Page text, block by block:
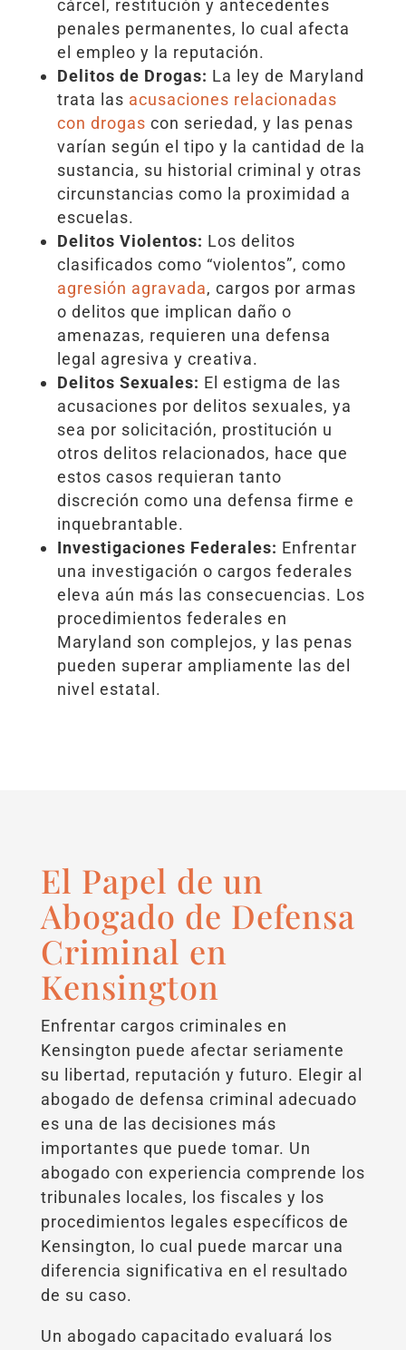
cárcel, restitución y antecedentes
penales permanentes, lo cual afecta
el empleo y la reputación.
Delitos de Drogas: La ley de Maryland
trata las acusaciones relacionadas
con drogas con seriedad, y las penas
varían según el tipo y la cantidad de la
sustancia, su historial criminal y otras
circunstancias como la proximidad a
escuelas.
Delitos Violentos: Los delitos
clasificados como “violentos”, como
agresión agravada, cargos por armas
o delitos que implican daño o
amenazas, requieren una defensa
legal agresiva y creativa.
Delitos Sexuales: El estigma de las
acusaciones por delitos sexuales, ya
sea por solicitación, prostitución u
otros delitos relacionados, hace que
estos casos requieran tanto
discreción como una defensa firme e
inquebrantable.
Investigaciones Federales: Enfrentar
una investigación o cargos federales
eleva aún más las consecuencias. Los
procedimientos federales en
Maryland son complejos, y las penas
pueden superar ampliamente las del
nivel estatal.
El Papel de un
Abogado de Defensa
Criminal en
Kensington
Enfrentar cargos criminales en
Kensington puede afectar seriamente
su libertad, reputación y futuro. Elegir al
abogado de defensa criminal adecuado
es una de las decisiones más
importantes que puede tomar. Un
abogado con experiencia comprende los
tribunales locales, los fiscales y los
procedimientos legales específicos de
Kensington, lo cual puede marcar una
diferencia significativa en el resultado
de su caso.
Un abogado capacitado evaluará los